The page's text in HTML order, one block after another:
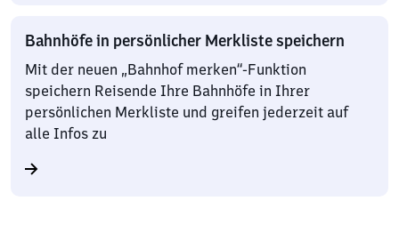
Bahnhöfe in persönlicher Merkliste speichern
Mit der neuen „Bahnhof merken“-Funktion
speichern Reisende Ihre Bahnhöfe in Ihrer
persönlichen Merkliste und greifen jederzeit auf
alle Infos zu